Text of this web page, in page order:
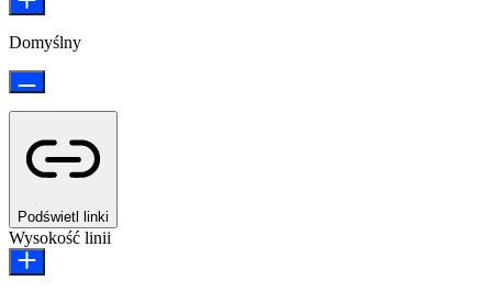
Domyślny
Podświetl linki
Wysokość linii